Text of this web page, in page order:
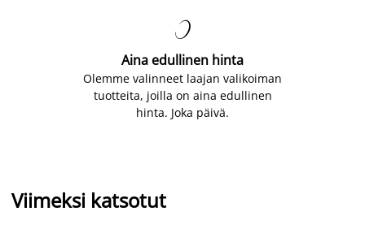

Aina edullinen hinta
Olemme valinneet laajan valikoiman
tuotteita, joilla on aina edullinen
hinta. Joka päivä.
Viimeksi katsotut